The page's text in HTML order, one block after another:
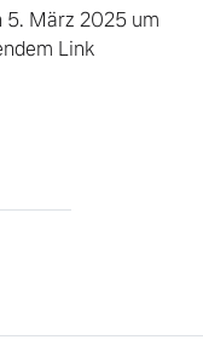
5. März 2025 um
Link